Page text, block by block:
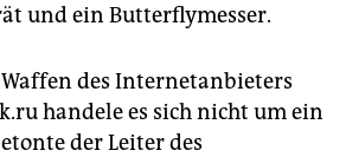
und ein Butterflymesser.
des Internetanbieters
handele es sich nicht um ein
der Leiter des